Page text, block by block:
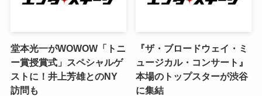
堂本光一がWOWOW「トニ
ー賞授賞式」スペシャルゲ
ストに！井上芳雄とのNY
訪問も
『ザ・ブロードウェイ・ミ
ュージカル・コンサート』
本場のトップスターが渋谷
に集結